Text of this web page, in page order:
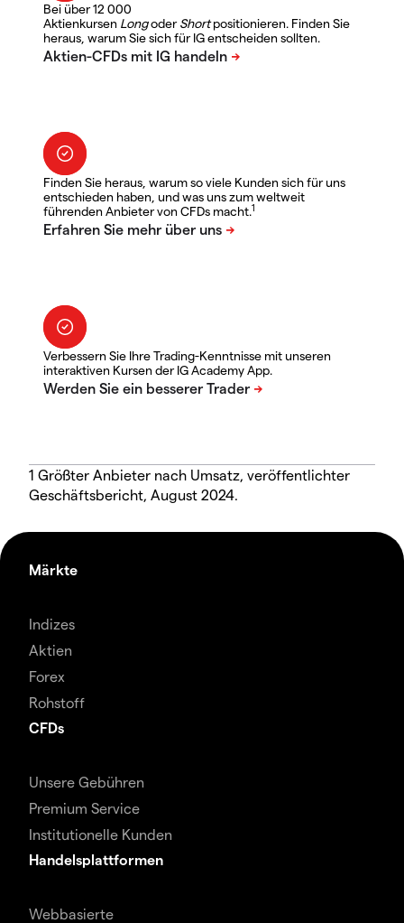
Bei über 12 000
Aktienkursen LongoderShortpositionieren. Finden Sie
heraus, warum Sie sich für IG entscheiden sollten.
Finden Sie heraus, warum so viele Kunden sich für uns
entschieden haben, und was uns zum weltweit
führenden Anbieter von CFDs macht.1
Verbessern Sie Ihre Trading-Kenntnisse mit unseren
interaktiven Kursen der IG Academy App.
1 Größter Anbieter nach Umsatz, veröffentlichter
Geschäftsbericht, August 2024.
Märkte
Indizes
Aktien
Forex
Rohstoff
CFDs
Unsere Gebühren
Premium Service
Institutionelle Kunden
Handelsplattformen
Webbasierte